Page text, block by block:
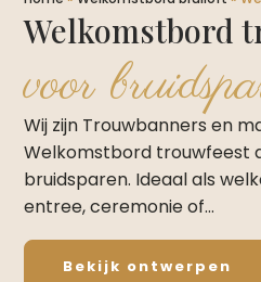
Welkomstbord
voor
Wij zijn Trouwbanners en
Welkomstbord trouwfeest
bruidsparen. Ideaal als
entree, ceremonie of…
Bekijk ontwerpen